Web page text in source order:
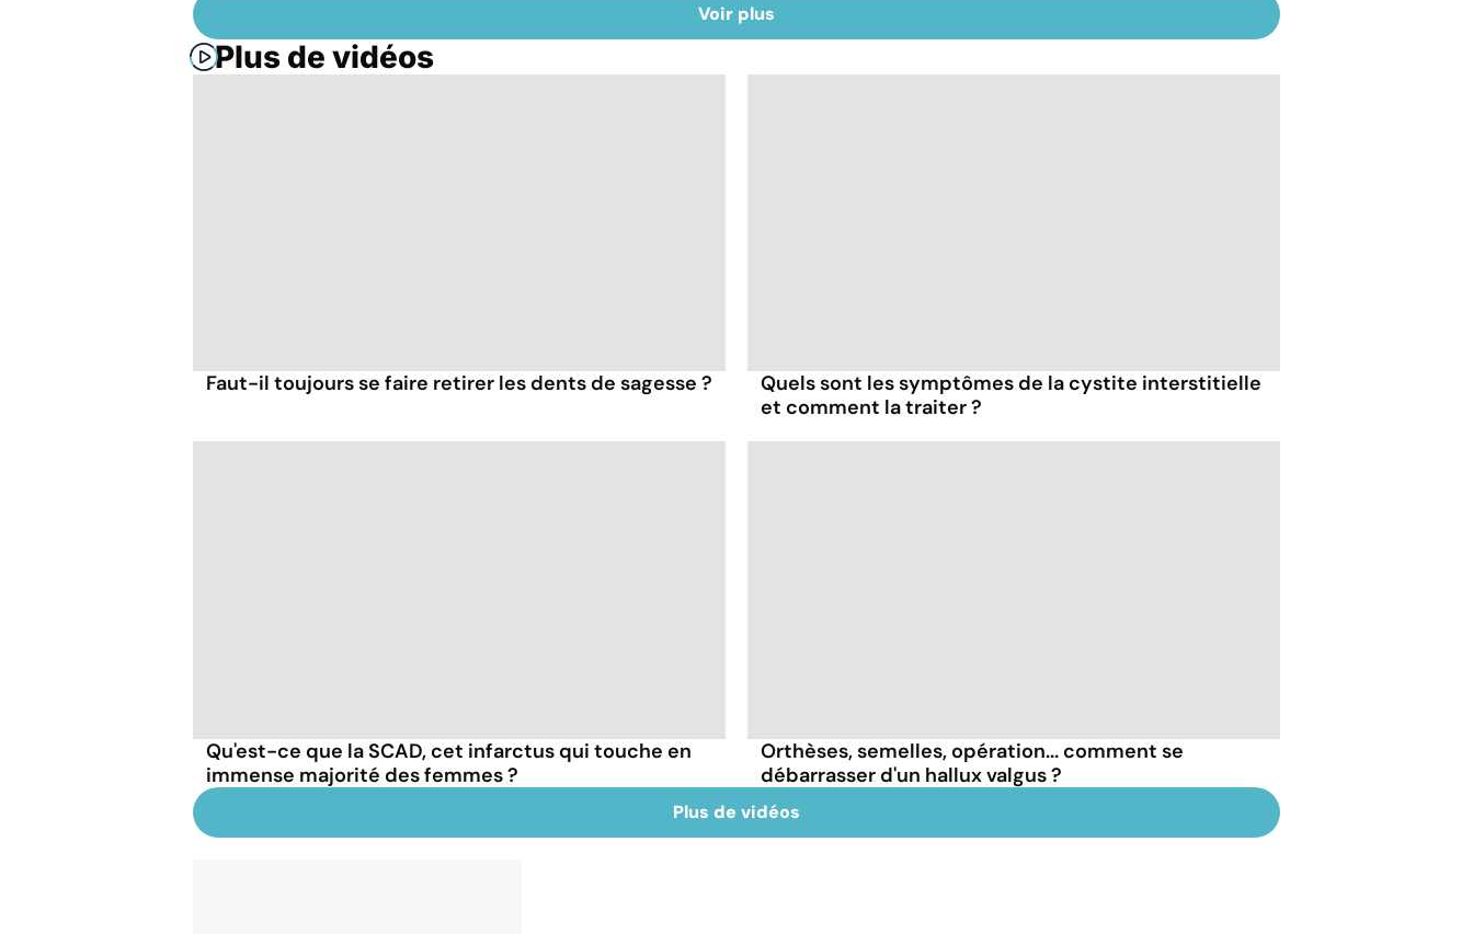
Voir plus
Plus de vidéos
Faut-il toujours se faire retirer les dents de sagesse ?
Quels sont les symptômes de la cystite interstitielle
et comment la traiter ?
Qu'est-ce que la SCAD, cet infarctus qui touche en
immense majorité des femmes ?
Orthèses, semelles, opération... comment se
débarrasser d'un hallux valgus ?
Plus de vidéos